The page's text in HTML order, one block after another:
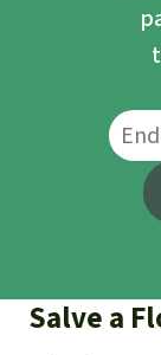
Salve a